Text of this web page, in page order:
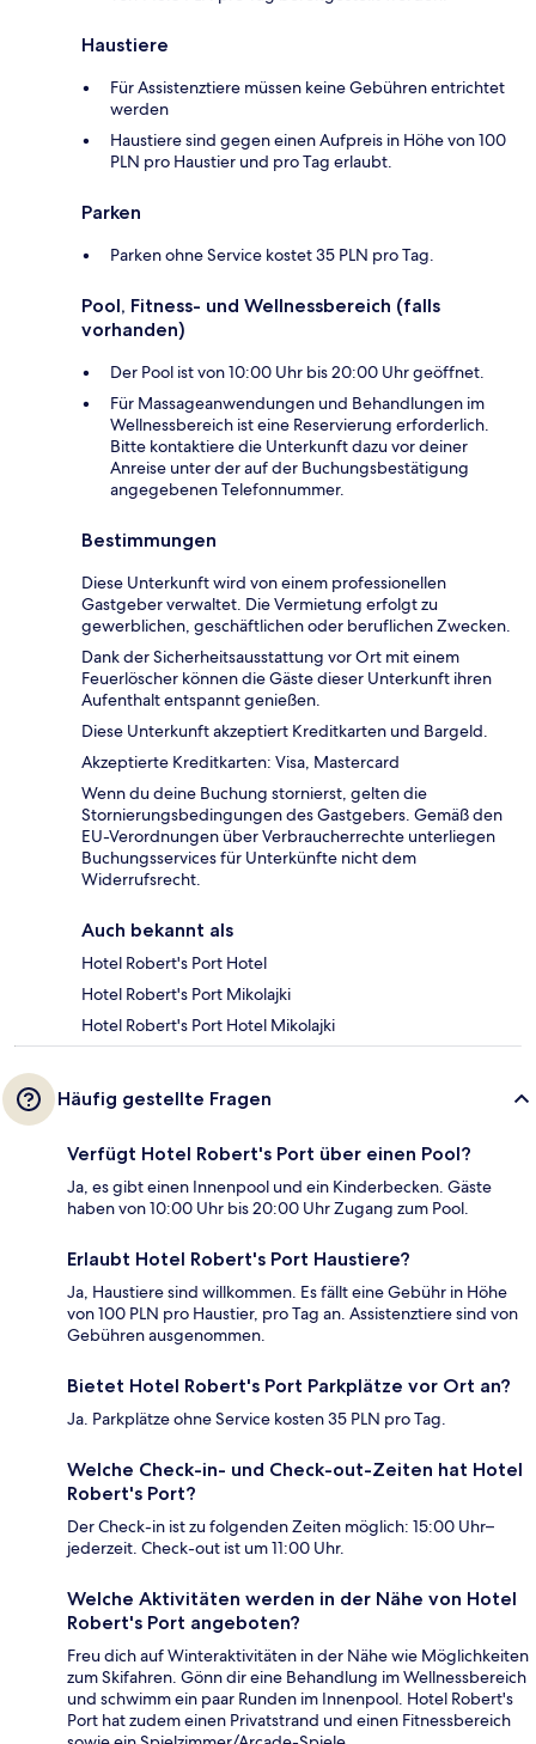
Haustiere
Für Assistenztiere müssen keine Gebühren entrichtet
werden
Haustiere sind gegen einen Aufpreis in Höhe von 100
PLN pro Haustier und pro Tag erlaubt.
Parken
Parken ohne Service kostet 35 PLN pro Tag.
Pool, Fitness- und Wellnessbereich (falls
vorhanden)
Der Pool ist von 10:00 Uhr bis 20:00 Uhr geöffnet.
Für Massageanwendungen und Behandlungen im
Wellnessbereich ist eine Reservierung erforderlich.
Bitte kontaktiere die Unterkunft dazu vor deiner
Anreise unter der auf der Buchungsbestätigung
angegebenen Telefonnummer.
Bestimmungen
Diese Unterkunft wird von einem professionellen
Gastgeber verwaltet. Die Vermietung erfolgt zu
gewerblichen, geschäftlichen oder beruflichen Zwecken.
Dank der Sicherheitsausstattung vor Ort mit einem
Feuerlöscher können die Gäste dieser Unterkunft ihren
Aufenthalt entspannt genießen.
Diese Unterkunft akzeptiert Kreditkarten und Bargeld.
Akzeptierte Kreditkarten: Visa, Mastercard
Wenn du deine Buchung stornierst, gelten die
Stornierungsbedingungen des Gastgebers. Gemäß den
EU-Verordnungen über Verbraucherrechte unterliegen
Buchungsservices für Unterkünfte nicht dem
Widerrufsrecht.
Auch bekannt als
Hotel Robert's Port Hotel
Hotel Robert's Port Mikolajki
Hotel Robert's Port Hotel Mikolajki
Häufig gestellte Fragen
Verfügt Hotel Robert's Port über einen Pool?
Ja, es gibt einen Innenpool und ein Kinderbecken. Gäste
haben von 10:00 Uhr bis 20:00 Uhr Zugang zum Pool.
Erlaubt Hotel Robert's Port Haustiere?
Ja, Haustiere sind willkommen. Es fällt eine Gebühr in Höhe
von 100 PLN pro Haustier, pro Tag an. Assistenztiere sind von
Gebühren ausgenommen.
Bietet Hotel Robert's Port Parkplätze vor Ort an?
Ja. Parkplätze ohne Service kosten 35 PLN pro Tag.
Welche Check-in- und Check-out-Zeiten hat Hotel
Robert's Port?
Der Check-in ist zu folgenden Zeiten möglich: 15:00 Uhr–
jederzeit. Check-out ist um 11:00 Uhr.
Welche Aktivitäten werden in der Nähe von Hotel
Robert's Port angeboten?
Freu dich auf Winteraktivitäten in der Nähe wie Möglichkeiten
zum Skifahren. Gönn dir eine Behandlung im Wellnessbereich
und schwimm ein paar Runden im Innenpool. Hotel Robert's
Port hat zudem einen Privatstrand und einen Fitnessbereich